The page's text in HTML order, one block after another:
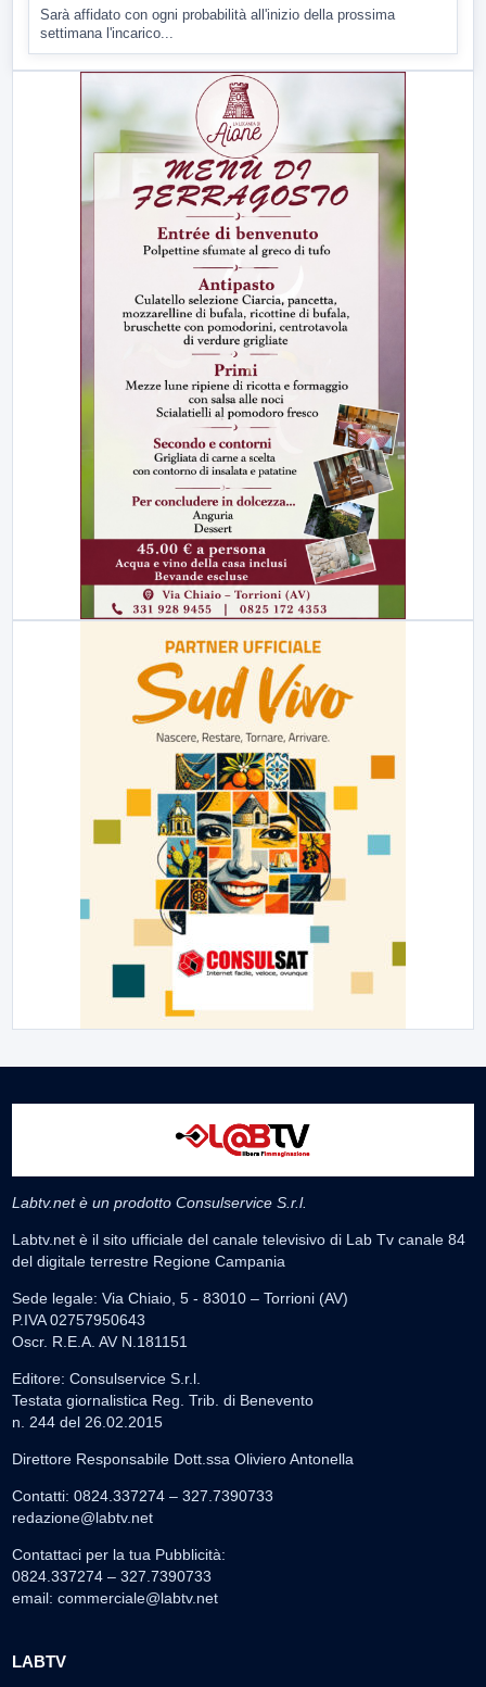
Sarà affidato con ogni probabilità all'inizio della prossima
settimana l'incarico...
Labtv.net è un prodotto Consulservice S.r.l.
Labtv.net è il sito ufficiale del canale televisivo di Lab Tv canale 84
del digitale terrestre Regione Campania
Sede legale: Via Chiaio, 5 - 83010 – Torrioni (AV)
P.IVA 02757950643
Oscr. R.E.A. AV N.181151
Editore: Consulservice S.r.l.
Testata giornalistica Reg. Trib. di Benevento
n. 244 del 26.02.2015
Direttore Responsabile Dott.ssa Oliviero Antonella
Contatti: 0824.337274 – 327.7390733
redazione@labtv.net
Contattaci per la tua Pubblicità:
0824.337274 – 327.7390733
email: commerciale@labtv.net
LABTV